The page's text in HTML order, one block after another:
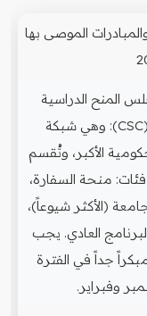
الموصى بها
المنح الدراسية
الصيني (CSC): وهي شبكة
الأكبر، وتُقسم
فئات: منحة السفارة،
(الأكثر شيوعاً)،
العادي. يجب
جداً في الفترة
وفبراير.